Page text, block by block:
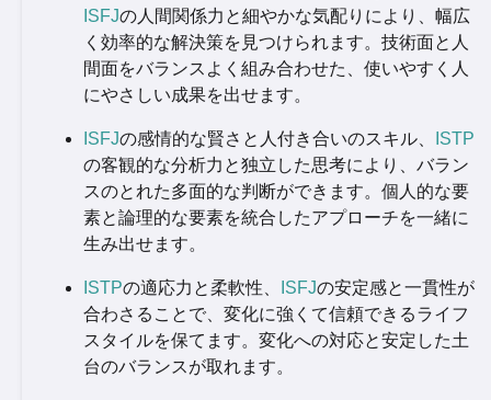
ISFJの人間関係力と細やかな気配りにより、幅広
く効率的な解決策を見つけられます。技術面と人
間面をバランスよく組み合わせた、使いやすく人
にやさしい成果を出せます。
ISFJの感情的な賢さと人付き合いのスキル、
ISTP
の客観的な分析力と独立した思考により、バラン
スのとれた多面的な判断ができます。個人的な要
素と論理的な要素を統合したアプローチを一緒に
生み出せます。
ISTPの適応力と柔軟性、 ISFJの安定感と一貫性が
合わさることで、変化に強くて信頼できるライフ
スタイルを保てます。変化への対応と安定した土
台のバランスが取れます。